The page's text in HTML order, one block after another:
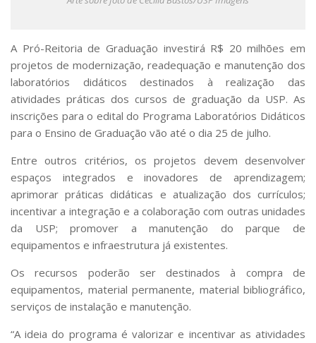
Apoio ao Estudante
Segurança, Trânsito e Prevenção
RH, Administrativo e Financeiro
Outros serviços
Comunicação
Assessorias e Mídias
Jornal da USP
Agenda de Eventos
Defesa de Teses
A Pró-Reitoria de Graduação investirá R$ 20 milhões em
projetos de modernização, readequação e manutenção dos
laboratórios didáticos destinados à realização das
atividades práticas dos cursos de graduação da USP. As
inscrições para o edital do Programa Laboratórios Didáticos
para o Ensino de Graduação vão até o dia 25 de julho.
Entre outros critérios, os projetos devem desenvolver
espaços integrados e inovadores de aprendizagem;
aprimorar práticas didáticas e atualização dos currículos;
incentivar a integração e a colaboração com outras unidades
da USP; promover a manutenção do parque de
equipamentos e infraestrutura já existentes.
Os recursos poderão ser destinados à compra de
equipamentos, material permanente, material bibliográfico,
serviços de instalação e manutenção.
“A ideia do programa é valorizar e incentivar as atividades